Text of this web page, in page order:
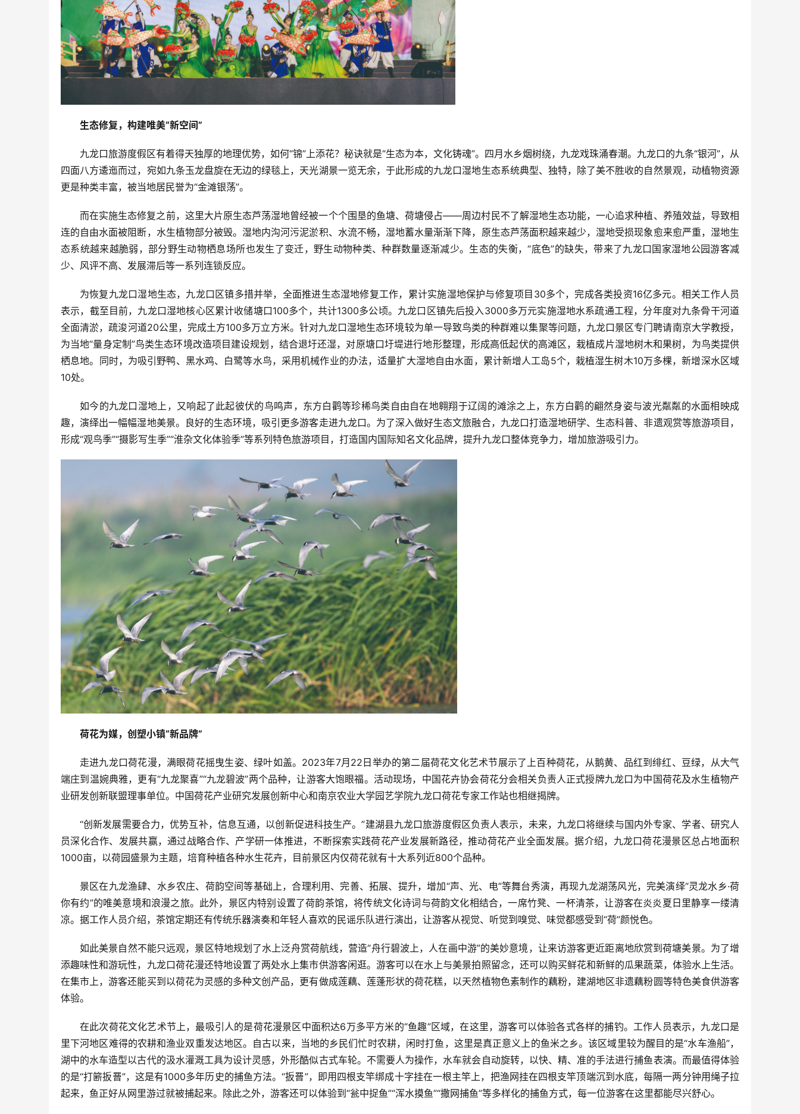
生态修复，构建唯美“新空间”
九龙口旅游度假区有着得天独厚的地理优势，如何“锦”上添花？秘诀就是“生态为本，文化铸魂”。四月水乡烟树绕，九龙戏珠涌春潮。九龙口的九条“银河”，从
四面八方逶迤而过，宛如九条玉龙盘旋在无边的绿毯上，天光湖景一览无余，于此形成的九龙口湿地生态系统典型、独特，除了美不胜收的自然景观，动植物资源
更是种类丰富，被当地居民誉为“金滩银荡”。
而在实施生态修复之前，这里大片原生态芦荡湿地曾经被一个个围垦的鱼塘、荷塘侵占——周边村民不了解湿地生态功能，一心追求种植、养殖效益，导致相
连的自由水面被阻断，水生植物部分被毁。湿地内沟河污泥淤积、水流不畅，湿地蓄水量渐渐下降，原生态芦荡面积越来越少，湿地受损现象愈来愈严重，湿地生
态系统越来越脆弱，部分野生动物栖息场所也发生了变迁，野生动物种类、种群数量逐渐减少。生态的失衡，“底色”的缺失，带来了九龙口国家湿地公园游客减
少、风评不高、发展滞后等一系列连锁反应。
为恢复九龙口湿地生态，九龙口区镇多措并举，全面推进生态湿地修复工作，累计实施湿地保护与修复项目30多个，完成各类投资16亿多元。相关工作人员
表示，截至目前，九龙口湿地核心区累计收储塘口100多个，共计1300多公顷。九龙口区镇先后投入3000多万元实施湿地水系疏通工程，分年度对九条骨干河道
全面清淤，疏浚河道20公里，完成土方100多万立方米。针对九龙口湿地生态环境较为单一导致鸟类的种群难以集聚等问题，九龙口景区专门聘请南京大学教授，
为当地“量身定制”鸟类生态环境改造项目建设规划，结合退圩还湿，对原塘口圩堤进行地形整理，形成高低起伏的高滩区，栽植成片湿地树木和果树，为鸟类提供
栖息地。同时，为吸引野鸭、黑水鸡、白鹭等水鸟，采用机械作业的办法，适量扩大湿地自由水面，累计新增人工岛5个，栽植湿生树木10万多棵，新增深水区域
10处。
如今的九龙口湿地上，又响起了此起彼伏的鸟鸣声，东方白鹳等珍稀鸟类自由自在地翱翔于辽阔的滩涂之上，东方白鹳的翩然身姿与波光粼粼的水面相映成
趣，演绎出一幅幅湿地美景。良好的生态环境，吸引更多游客走进九龙口。为了深入做好生态文旅融合，九龙口打造湿地研学、生态科普、非遗观赏等旅游项目，
形成“观鸟季”“摄影写生季”“淮杂文化体验季”等系列特色旅游项目，打造国内国际知名文化品牌，提升九龙口整体竞争力，增加旅游吸引力。
荷花为媒，创塑小镇“新品牌”
走进九龙口荷花漫，满眼荷花摇曳生姿、绿叶如盖。2023年7月22日举办的第二届荷花文化艺术节展示了上百种荷花，从鹅黄、品红到绯红、豆绿，从大气
端庄到温婉典雅，更有“九龙聚喜”“九龙碧波”两个品种，让游客大饱眼福。活动现场，中国花卉协会荷花分会相关负责人正式授牌九龙口为中国荷花及水生植物产
业研发创新联盟理事单位。中国荷花产业研究发展创新中心和南京农业大学园艺学院九龙口荷花专家工作站也相继揭牌。
“创新发展需要合力，优势互补，信息互通，以创新促进科技生产。”建湖县九龙口旅游度假区负责人表示，未来，九龙口将继续与国内外专家、学者、研究人
员深化合作、发展共赢，通过战略合作、产学研一体推进，不断探索实践荷花产业发展新路径，推动荷花产业全面发展。据介绍，九龙口荷花漫景区总占地面积
1000亩，以荷园盛景为主题，培育种植各种水生花卉，目前景区内仅荷花就有十大系列近800个品种。
景区在九龙渔肆、水乡农庄、荷韵空间等基础上，合理利用、完善、拓展、提升，增加“声、光、电”等舞台秀演，再现九龙湖荡风光，完美演绎“灵龙水乡·荷
你有约”的唯美意境和浪漫之旅。此外，景区内特别设置了荷韵茶馆，将传统文化诗词与荷韵文化相结合，一席竹凳、一杯清茶，让游客在炎炎夏日里静享一缕清
凉。据工作人员介绍，茶馆定期还有传统乐器演奏和年轻人喜欢的民谣乐队进行演出，让游客从视觉、听觉到嗅觉、味觉都感受到“荷”颜悦色。
如此美景自然不能只远观，景区特地规划了水上泛舟赏荷航线，营造“舟行碧波上，人在画中游”的美妙意境，让来访游客更近距离地欣赏到荷塘美景。为了增
添趣味性和游玩性，九龙口荷花漫还特地设置了两处水上集市供游客闲逛。游客可以在水上与美景拍照留念，还可以购买鲜花和新鲜的瓜果蔬菜，体验水上生活。
在集市上，游客还能买到以荷花为灵感的多种文创产品，更有做成莲藕、莲蓬形状的荷花糕，以天然植物色素制作的藕粉，建湖地区非遗藕粉圆等特色美食供游客
体验。
在此次荷花文化艺术节上，最吸引人的是荷花漫景区中面积达6万多平方米的“鱼趣”区域，在这里，游客可以体验各式各样的捕钓。工作人员表示，九龙口是
里下河地区难得的农耕和渔业双重发达地区。自古以来，当地的乡民们忙时农耕，闲时打鱼，这里是真正意义上的鱼米之乡。该区域里较为醒目的是“水车渔船”，
湖中的水车造型以古代的汲水灌溉工具为设计灵感，外形酷似古式车轮。不需要人为操作，水车就会自动旋转，以快、精、准的手法进行捕鱼表演。而最值得体验
的是“打簖扳罾”，这是有1000多年历史的捕鱼方法。“扳罾”，即用四根支竿绑成十字挂在一根主竿上，把渔网挂在四根支竿顶端沉到水底，每隔一两分钟用绳子拉
起来，鱼正好从网里游过就被捕起来。除此之外，游客还可以体验到“瓮中捉鱼”“浑水摸鱼”“撒网捕鱼”等多样化的捕鱼方式，每一位游客在这里都能尽兴舒心。